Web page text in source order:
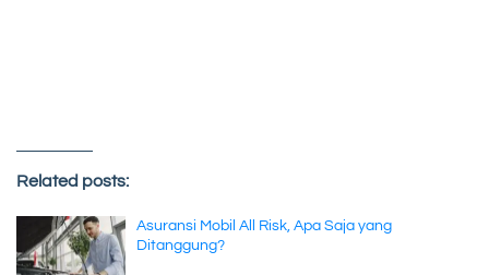
Related posts:
Asuransi Mobil All Risk, Apa Saja yang
Ditanggung?